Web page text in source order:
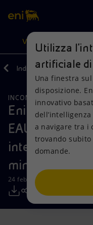
Cerca
scopri EnergIA, la
artificiale.
VISIONE
Visione
Mission e valori
Persone e
Net Zero
Modello satellitare
Azioni
Diversificazione
Tecnologie per la
Collaborazioni per
Attività nel mondo
Prodotti
Casa
Imprese
Mobilità
Indietro Media
INCONTRI E ACCORDI
Eni amplia la
EAU negli
minerali critici
24 febbraio 2025 - 13:22
Utilizza
artificiale di
Una finestra
disposizione.
innovativo
a navigare tra i
trovando
domande.